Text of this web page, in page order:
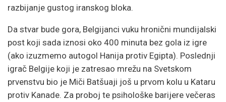
razbijanje gustog iranskog bloka.
Da stvar bude gora, Belgijanci vuku hronični mundijalski
post koji sada iznosi oko 400 minuta bez gola iz igre
(ako izuzmemo autogol Hanija protiv Egipta). Poslednji
igrač Belgije koji je zatresao mrežu na Svetskom
prvenstvu bio je Miči Batšuaji još u prvom kolu u Kataru
protiv Kanade. Za proboj te psihološke barijere večeras